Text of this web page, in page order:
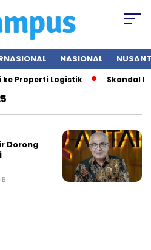
NASIONAL
Properti Logistik Skandal
Dorong